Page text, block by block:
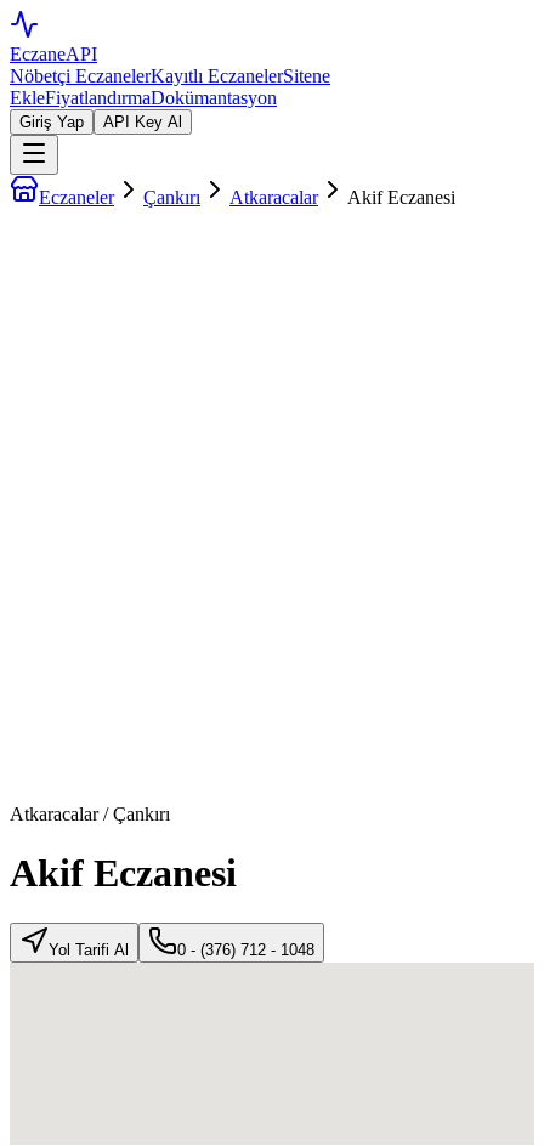
EczaneAPI
Nöbetçi EczanelerKayıtlı EczanelerSitene
EkleFiyatlandırmaDokümantasyon
Giriş Yap API Key Al
Eczaneler Çankırı Atkaracalar Akif Eczanesi
Atkaracalar/Çankırı
Akif Eczanesi
Yol Tarifi Al 0 - (376) 712 - 1048